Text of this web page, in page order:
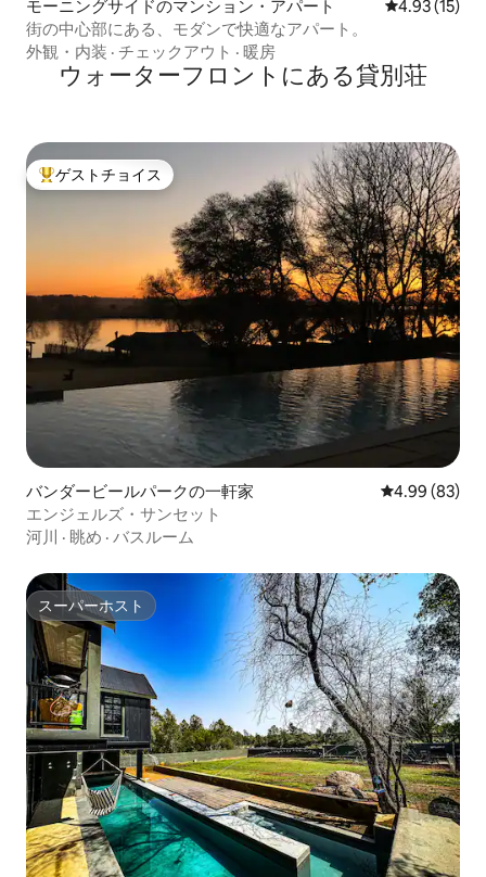
モーニングサイドのマンション・アパート レビュー15
4.93 (15)
街の中心部にある、モダンで快適なアパート。
外観・内装 · チェックアウト · 暖房
ウォーターフロントにある貸別荘
大好評のゲストチョイスです。
ゲストチョイス
バンダービールパークの一軒家 レビュー83
4.99 (83)
エンジェルズ・サンセット
河川 · 眺め · バスルーム
スーパーホスト
スーパーホスト